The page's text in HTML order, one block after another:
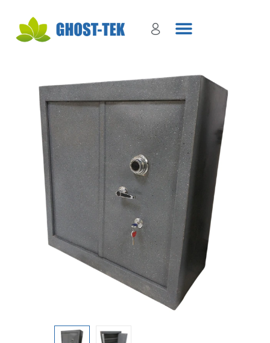
Sign in
Remember me Lost password?
Log in
Create an account